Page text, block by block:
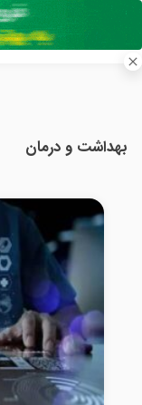
بهداشت و درمان